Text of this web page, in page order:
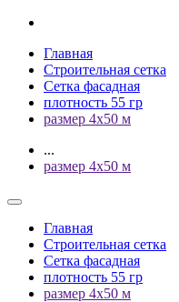
Главная
Строительная сетка
Сетка фасадная
плотность 55 гр
размер 4х50 м
...
размер 4х50 м
Главная
Строительная сетка
Сетка фасадная
плотность 55 гр
размер 4х50 м